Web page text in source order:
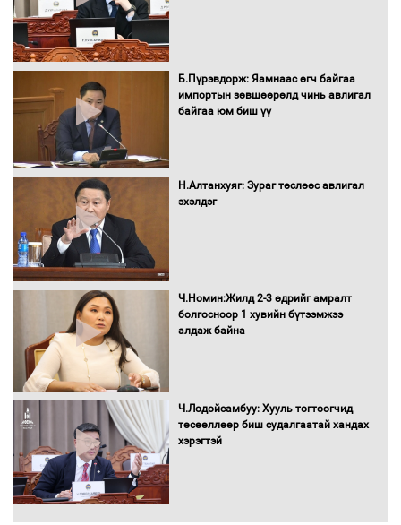
орчныг бүрдүүллээ
баримт
Б.Пүрэвдорж: Яамнаас өгч байгаа
импортын зөвшөөрөлд чинь авлигал
байгаа юм биш үү
Н.Алтанхуяг: Зураг төслөөс авлигал
эхэлдэг
Ч.Номин:Жилд 2-3 өдрийг амралт
болгосноор 1 хувийн бүтээмжээ
алдаж байна
Ч.Лодойсамбуу: Хууль тогтоогчид
төсөөллөөр биш судалгаатай хандах
хэрэгтэй